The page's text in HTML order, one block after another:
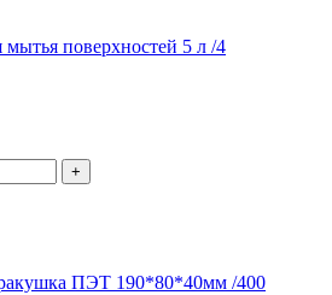
поверхностей 5 л /4
+
ПЭТ 190*80*40мм /400